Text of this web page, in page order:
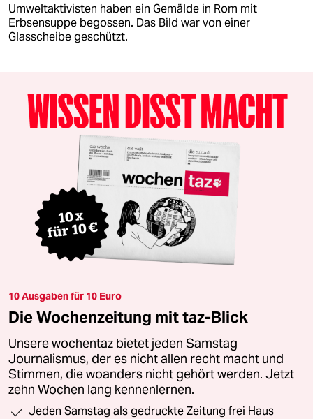
Umweltaktivisten haben ein Gemälde in Rom mit
Erbsensuppe begossen. Das Bild war von einer
Glasscheibe geschützt.
10 Ausgaben für 10 Euro
Die Wochenzeitung mit taz-Blick
Unsere wochentaz bietet jeden Samstag
Journalismus, der es nicht allen recht macht und
Stimmen, die woanders nicht gehört werden. Jetzt
zehn Wochen lang kennenlernen.
Jeden Samstag als gedruckte Zeitung frei Haus